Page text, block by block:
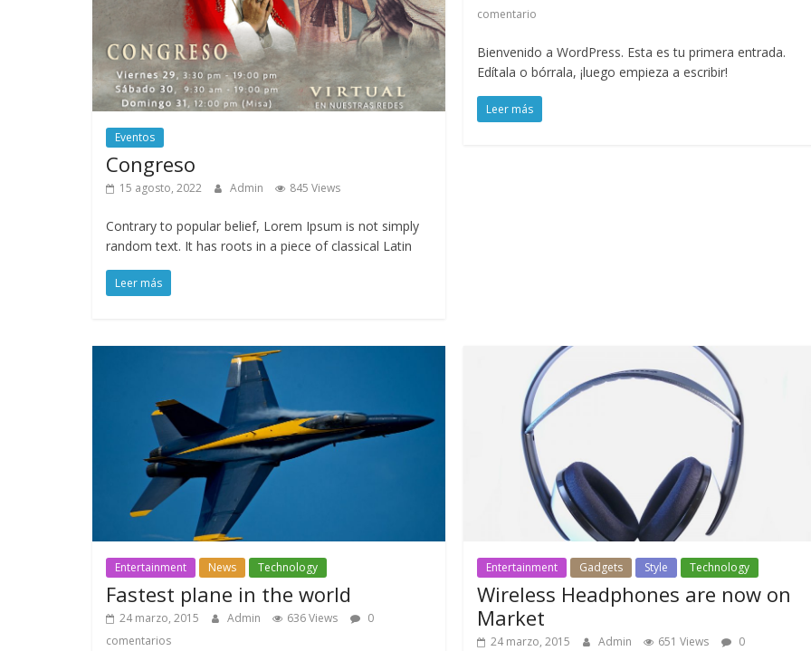
Eventos
Congreso
15 agosto, 2022 Admin 845 Views
Contrary to popular belief, Lorem Ipsum is not simply
random text. It has roots in a piece of classical Latin
Leer más
comentario
Bienvenido a WordPress. Esta es tu primera entrada.
Edítala o bórrala, ¡luego empieza a escribir!
Leer más
Entertainment News Technology
Fastest plane in the world
24 marzo, 2015 Admin 636 Views
0
comentarios
Entertainment Gadgets Style Technology
Wireless Headphones are now on
Market
24 marzo, 2015 Admin 651 Views
0